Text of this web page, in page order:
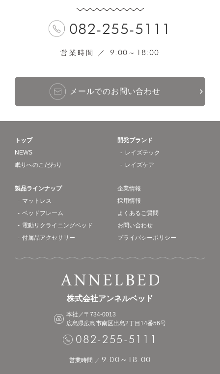
082-255-5111
営業時間 ／ 9:00 ～ 18:00
メールでのお問い合わせ
トップ
NEWS
眠りへのこだわり
開発ブランド
レイズテック
レイズケア
製品ラインナップ
マットレス
ベッドフレーム
電動リクライニングベッド
付属品アクセサリー
企業情報
採用情報
よくあるご質問
お問い合わせ
プライバシーポリシー
株式会社アンネルベッド
本社／〒734-0013
広島県広島市南区出島2丁目14番56号
082-255-5111
営業時間 ／ 9:00 ～ 18:00